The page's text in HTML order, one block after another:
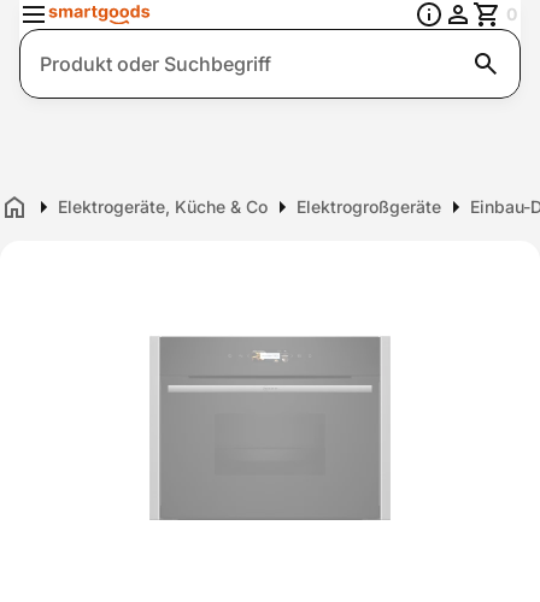
Suche
0
Home Elektrogeräte, Küche & Co Elektrogroßgeräte Einbau-